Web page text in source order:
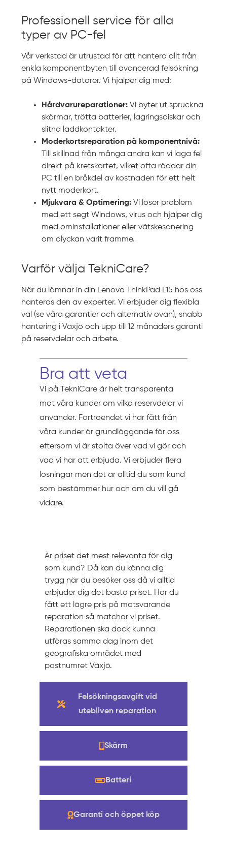
Professionell service för alla
typer av PC-fel
Vår verkstad är utrustad för att hantera allt från
enkla komponentbyten till avancerad felsökning
på Windows-datorer. Vi hjälper dig med:
Hårdvarureparationer: Vi byter ut spruckna
skärmar, trötta batterier, lagringsdiskar och
slitna laddkontakter.
Moderkortsreparation på komponentnivå:
Till skillnad från många andra kan vi laga fel
direkt på kretskortet, vilket ofta räddar din
PC till en bråkdel av kostnaden för ett helt
nytt moderkort.
Mjukvara & Optimering: Vi löser problem
med ett segt Windows, virus och hjälper dig
med ominstallationer eller vätskesanering
om olyckan varit framme.
Varför välja TekniCare?
När du lämnar in din Lenovo ThinkPad L15 hos oss
hanteras den av experter. Vi erbjuder dig flexibla
val (se våra garantier och alternativ ovan), snabb
hantering i Växjö och upp till 12 månaders garanti
på reservdelar och arbete.
Bra att veta
Vi på TekniCare är helt transparenta
mot våra kunder om vilka reservdelar vi
använder. Förtroendet vi har fått från
våra kunder är grundläggande för oss
eftersom vi är stolta över vad vi gör och
vad vi har att erbjuda. Vi erbjuder flera
lösningar men det är alltid du som kund
som bestämmer hur och om du vill gå
vidare.
Felsökningsavgift vid
utebliven reparation
Skärm
Batteri
Garanti och öppet köp
Är priset det mest relevanta för dig
som kund? Då kan du känna dig
trygg när du besöker oss då vi alltid
erbjuder dig det bästa priset. Har du
fått ett lägre pris på motsvarande
reparation så matchar vi priset.
Reparationen ska dock kunna
utföras samma dag inom det
geografiska området med
postnumret Växjö.